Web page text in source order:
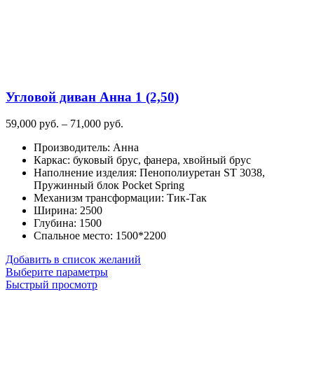
Угловой диван Анна 1 (2,50)
59,000 руб. – 71,000 руб.
59,000
руб.
–
71,000
руб.
Производитель: Анна
Каркас: буковый брус, фанера, хвойный брус
Наполнение изделия: Пенополиуретан ST 3038,
Пружинный блок Pocket Spring
Механизм трансформации: Тик-Так
Ширина: 2500
Глубина: 1500
Спальное место: 1500*2200
Добавить в список желаний
Выберите параметрыЭтот
Быстрый просмотр